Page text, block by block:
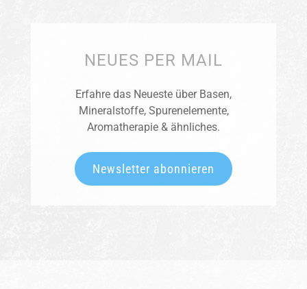
NEUES PER MAIL
Erfahre das Neueste über Basen,
Mineralstoffe, Spurenelemente,
Aromatherapie & ähnliches.
Newsletter abonnieren